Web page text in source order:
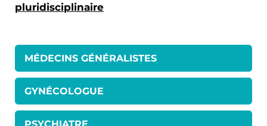
pluridisciplinaire
MÉDECINS GÉNÉRALISTES
GYNÉCOLOGUE
PSYCHIATRE